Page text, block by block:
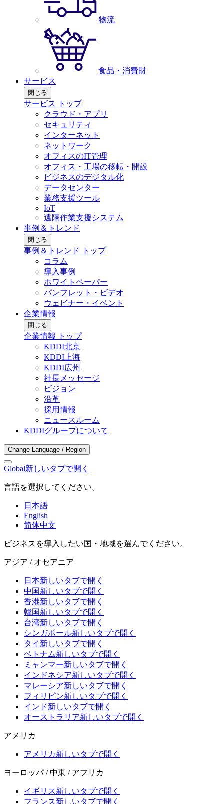
物流
食品・消費財
サービス
閉じる
サービス トップ
クラウド・アプリ
セキュリティ
インターネット
ネットワーク
オフィスのIT管理
オフィス・工場の移転・開設
ビジネスのデジタル化
データセンター
業務支援ツール
IoT
遠隔作業支援システム
事例＆トレンド
閉じる
事例＆トレンド トップ
コラム
導入事例
ホワイトペーパー
パンフレット・ビデオ
ウェビナー・イベント
企業情報
閉じる
企業情報 トップ
KDDI北京
KDDI上海
KDDI広州
社長メッセージ
ビジョン
沿革
採用情報
ニュースルーム
KDDIグループについて
Change Language / Region
Global新しいタブで開く
言語を選択してください。
日本語
English
简体中文
ビジネスを導入したい国・地域を選んでください。
アジア / オセアニア
日本新しいタブで開く
中国新しいタブで開く
香港新しいタブで開く
韓国新しいタブで開く
台湾新しいタブで開く
シンガポール新しいタブで開く
タイ 新しいタブで開く
ベトナム新しいタブで開く
ミャンマー新しいタブで開く
インドネシア新しいタブで開く
マレーシア新しいタブで開く
フィリピン新しいタブで開く
インド新しいタブで開く
オーストラリア新しいタブで開く
アメリカ
アメリカ新しいタブで開く
ヨーロッパ / 中東 / アフリカ
イギリス新しいタブで開く
フランス新しいタブで開く